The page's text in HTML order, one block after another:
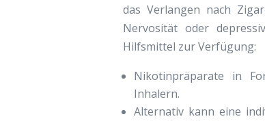
das Verlangen nach
Nervosität oder
Hilfsmittel zur Verfügung:
Nikotinpräparate in
Inhalern.
Alternativ kann eine